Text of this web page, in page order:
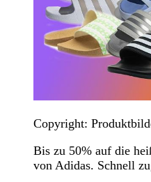
Copyright:
Bis zu 50% auf die
von Adidas. Schnell